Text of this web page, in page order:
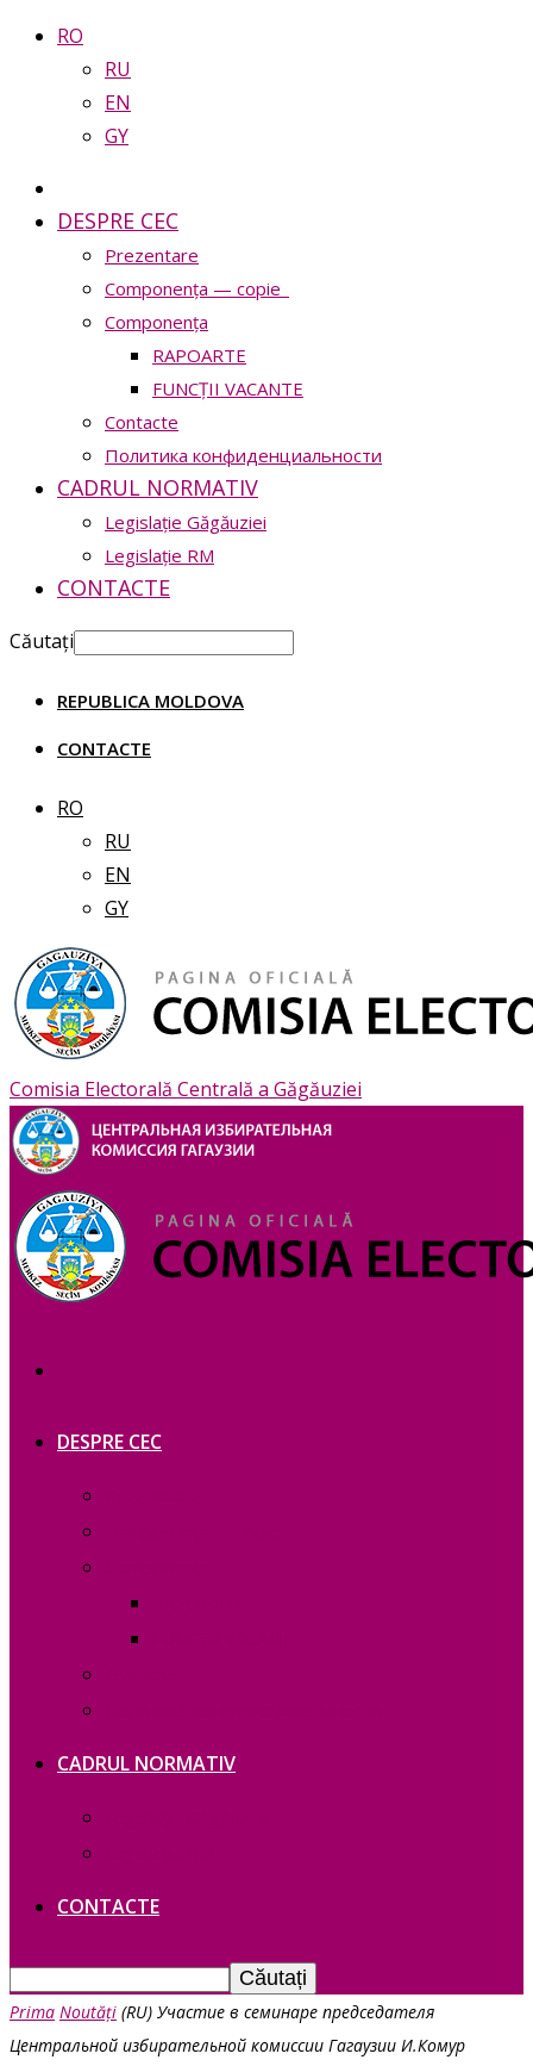
RO
RU
EN
GY
DESPRE CEC
Prezentare
Сomponența — copie_
Сomponența
RAPOARTE
FUNCȚII VACANTE
Contacte
Политика конфиденциальности
CADRUL NORMATIV
Legislație Găgăuziei
Legislație RM
CONTACTE
Căutați
REPUBLICA MOLDOVA
CONTACTE
RO
RU
EN
GY
Comisia Electorală Centrală a Găgăuziei
DESPRE CEC
CADRUL NORMATIV
CONTACTE
Prima Noutăți (RU) Участие в семинаре председателя
Центральной избирательной комиссии Гагаузии И.Комур